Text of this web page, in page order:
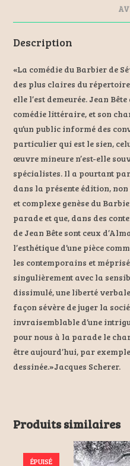
Description
«La comédie du Barbier de
des plus claires du
elle l’est demeurée. Jean
comédie littéraire, et son
qu’un public informé des
particulier qui est le sien,
œuvre mineure n’est-elle
spécialistes. Il a pourtant
dans la présente édition,
et complexe genèse du
parade et que, dans des
de Jean Bête sont ceux
l’esthétique d’une pièce
les contemporains et
singulièrement avec la
dissimulé, une liberté
façon sévère de juger la
invraisemblable d’une
pour nous à la parade le
être aujourd’hui, par
dessinée.»Jacques Scherer.
Produits similaires
ÉPUISÉ